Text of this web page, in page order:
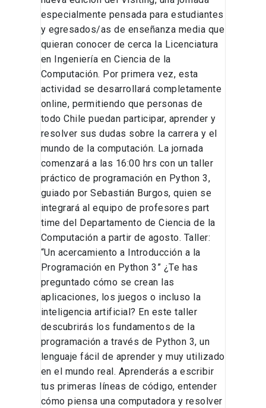
especialmente pensada para estudiantes
y egresados/as de enseñanza media que
quieran conocer de cerca la Licenciatura
en Ingeniería en Ciencia de la
Computación. Por primera vez, esta
actividad se desarrollará completamente
online, permitiendo que personas de
todo Chile puedan participar, aprender y
resolver sus dudas sobre la carrera y el
mundo de la computación. La jornada
comenzará a las 16:00 hrs con un taller
práctico de programación en Python 3,
guiado por Sebastián Burgos, quien se
integrará al equipo de profesores part
time del Departamento de Ciencia de la
Computación a partir de agosto. Taller:
“Un acercamiento a Introducción a la
Programación en Python 3” ¿Te has
preguntado cómo se crean las
aplicaciones, los juegos o incluso la
inteligencia artificial? En este taller
descubrirás los fundamentos de la
programación a través de Python 3, un
lenguaje fácil de aprender y muy utilizado
en el mundo real. Aprenderás a escribir
tus primeras líneas de código, entender
cómo piensa una computadora y resolver